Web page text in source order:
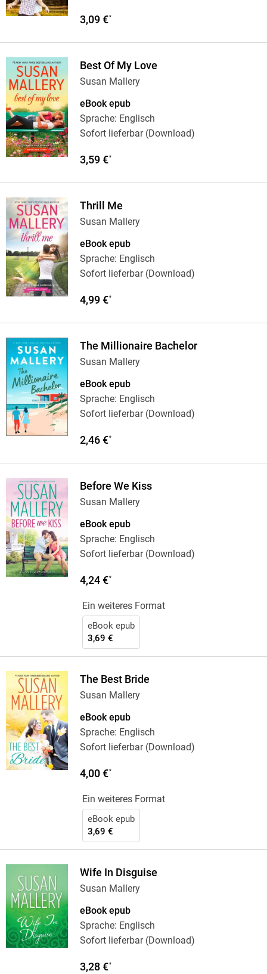
3,09 €*
Best Of My Love
Susan Mallery
eBook epub
Sprache: Englisch
Sofort lieferbar (Download)
3,59 €*
Thrill Me
Susan Mallery
eBook epub
Sprache: Englisch
Sofort lieferbar (Download)
4,99 €*
The Millionaire Bachelor
Susan Mallery
eBook epub
Sprache: Englisch
Sofort lieferbar (Download)
2,46 €*
Before We Kiss
Susan Mallery
eBook epub
Sprache: Englisch
Sofort lieferbar (Download)
4,24 €*
Ein weiteres Format
eBook epub
3,69 €
The Best Bride
Susan Mallery
eBook epub
Sprache: Englisch
Sofort lieferbar (Download)
4,00 €*
Ein weiteres Format
eBook epub
3,69 €
Wife In Disguise
Susan Mallery
eBook epub
Sprache: Englisch
Sofort lieferbar (Download)
3,28 €*